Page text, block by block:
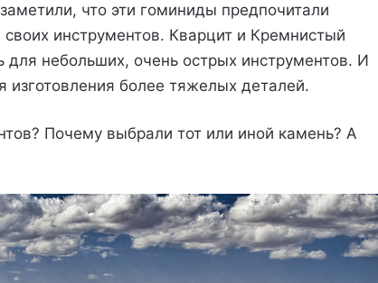
что эти гоминиды предпочитали
инструментов. Кварцит и Кремнистый
небольших, очень острых инструментов. И
изготовления более тяжелых деталей.
Почему выбрали тот или иной камень? А